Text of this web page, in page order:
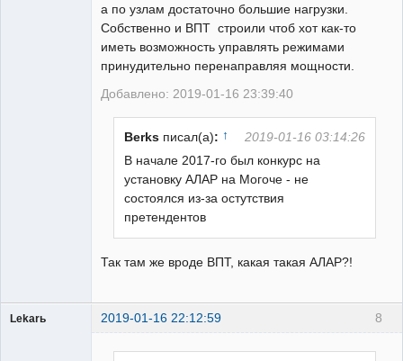
а по узлам достаточно большие нагрузки.
Собственно и ВПТ строили чтоб хот как-то
иметь возможность управлять режимами
принудительно перенаправляя мощности.
Добавлено: 2019-01-16 23:39:40
Berks писал(а): ↑
2019-01-16 03:14:26
В начале 2017-го был конкурс на
установку АЛАР на Могоче - не
состоялся из-за остутствия
претендентов
Так там же вроде ВПТ, какая такая АЛАР?!
8
Lekarь 2019-01-16 22:12:59